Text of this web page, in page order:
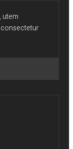
utem